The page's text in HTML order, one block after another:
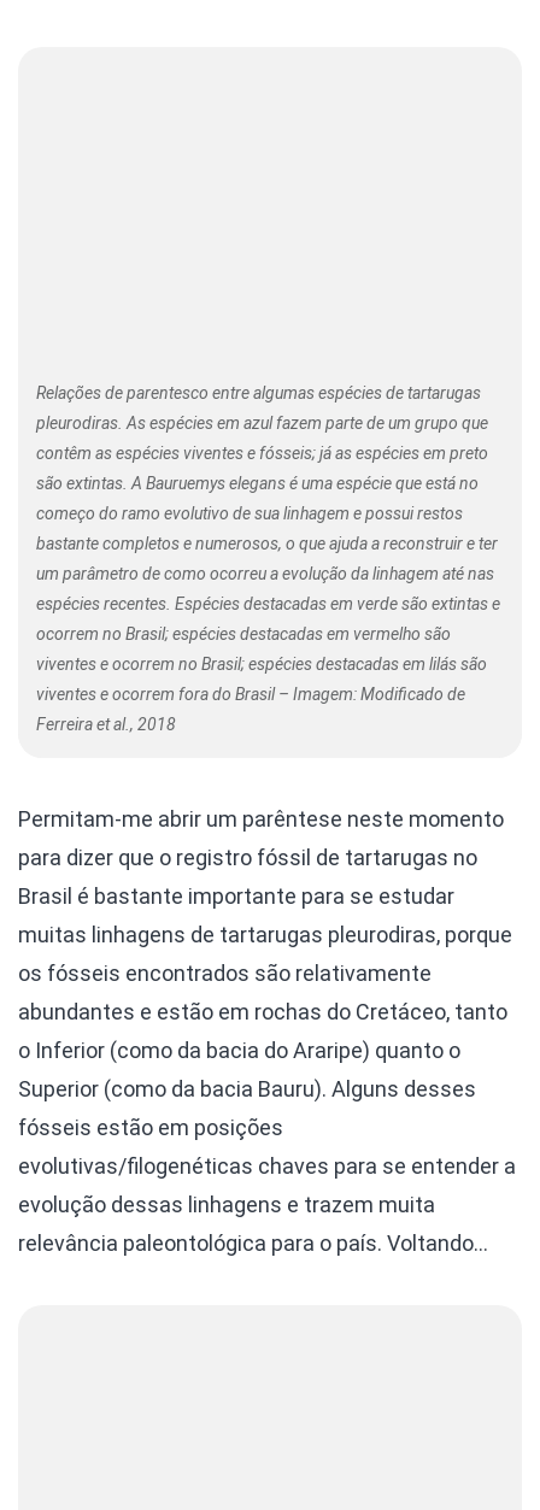
Relações de parentesco entre algumas espécies de tartarugas
pleurodiras. As espécies em azul fazem parte de um grupo que
contêm as espécies viventes e fósseis; já as espécies em preto
são extintas. A Bauruemys elegans é uma espécie que está no
começo do ramo evolutivo de sua linhagem e possui restos
bastante completos e numerosos, o que ajuda a reconstruir e ter
um parâmetro de como ocorreu a evolução da linhagem até nas
espécies recentes. Espécies destacadas em verde são extintas e
ocorrem no Brasil; espécies destacadas em vermelho são
viventes e ocorrem no Brasil; espécies destacadas em lilás são
viventes e ocorrem fora do Brasil – Imagem: Modificado de
Ferreira et al., 2018
Permitam-me abrir um parêntese neste momento
para dizer que o registro fóssil de tartarugas no
Brasil é bastante importante para se estudar
muitas linhagens de tartarugas pleurodiras, porque
os fósseis encontrados são relativamente
abundantes e estão em rochas do Cretáceo, tanto
o Inferior (como da bacia do Araripe) quanto o
Superior (como da bacia Bauru). Alguns desses
fósseis estão em posições
evolutivas/filogenéticas chaves para se entender a
evolução dessas linhagens e trazem muita
relevância paleontológica para o país. Voltando…